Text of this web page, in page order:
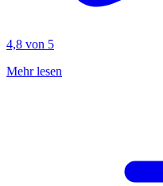
4,8 von 5
Mehr lesen